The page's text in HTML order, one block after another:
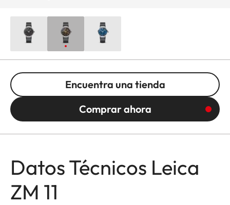
Encuentra una tienda
Comprar ahora
Datos Técnicos Leica
ZM 11